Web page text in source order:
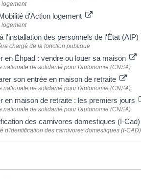
logement
d'Action logement
logement
l'installation des personnels de l'État (AIP)
chargé de la fonction publique
en Éhpad : vendre ou louer sa maison
nationale de solidarité pour l'autonomie (CNSA)
son entrée en maison de retraite
nationale de solidarité pour l'autonomie (CNSA)
en maison de retraite : les premiers jours
nationale de solidarité pour l'autonomie (CNSA)
des carnivores domestiques (I-
d'identification des carnivores domestiques (I-CAD)